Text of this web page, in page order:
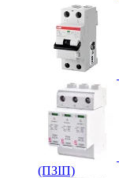
(ПЗІП)